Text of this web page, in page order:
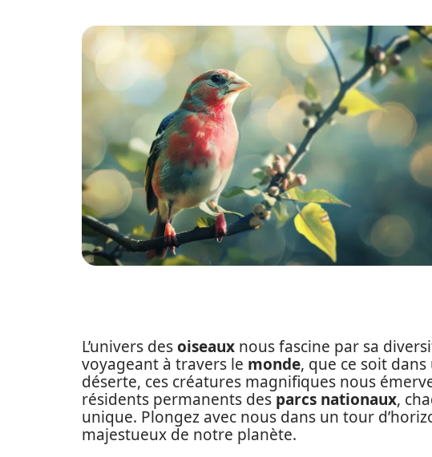
L’univers desoiseaux nous fascine par sa
voyageant à travers le monde, que ce soit dans
déserte, ces créatures magnifiques nous
résidents permanents des parcs nationaux,
unique. Plongez avec nous dans un tour
majestueux de notre planète.